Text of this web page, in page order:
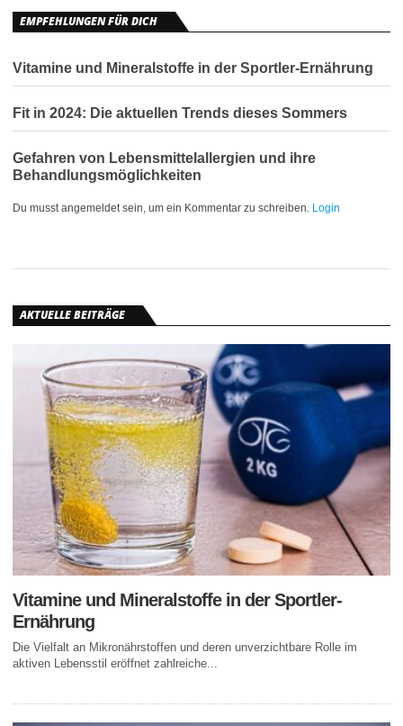
EMPFEHLUNGEN FÜR DICH
Vitamine und Mineralstoffe in der Sportler-Ernährung
Fit in 2024: Die aktuellen Trends dieses Sommers
Gefahren von Lebensmittelallergien und ihre
Behandlungsmöglichkeiten
Du musst angemeldet sein, um ein Kommentar zu schreiben. Login
AKTUELLE BEITRÄGE
Vitamine und Mineralstoffe in der Sportler-
Ernährung
Die Vielfalt an Mikronährstoffen und deren unverzichtbare Rolle im
aktiven Lebensstil eröffnet zahlreiche...